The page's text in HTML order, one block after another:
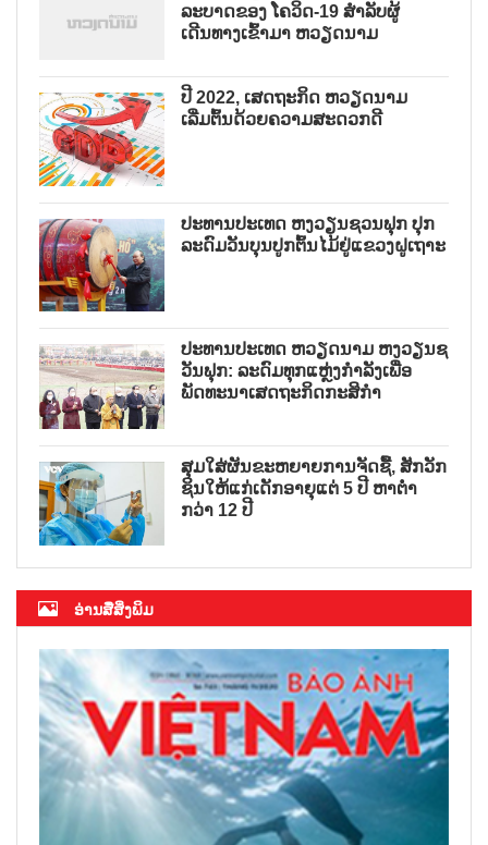
ລະບາດຂອງ ໂຄວິດ-19 ສຳລັບຜູ້
ເດີນທາງເຂົ້າມາ ຫວຽດນາມ
ປີ 2022, ເສດຖະກິດ ຫວຽດນາມ
ເລີ່ມຕົ້ນດ້ວຍຄວາມສະດວກດີ
ປະທານປະເທດ ຫງວຽນຊວນຟຸກ ປຸກ
ລະດົມວັນບຸນປູກຕົ້ນໄມ້ຢູ່ແຂວງຝູເຖາະ
ປະທານປະເທດ ຫວຽດນາມ ຫງວຽນຊ
ວັນຟຸກ: ລະດົມທຸກແຫຼ່ງກຳລັງເພື່ອ
ພັດທະນາເສດຖະກິດກະສິກຳ
ສຸມໃສ່ຜັນຂະຫຍາຍການຈັດຊື້, ສັກວັກ
ຊິນໃຫ້ແກ່ເດັກອາຍຸແຕ່ 5 ປີ ຫາຕ່ຳ
ກວ່າ 12 ປີ
ອ່ານສື່ສິ່ງພິມ